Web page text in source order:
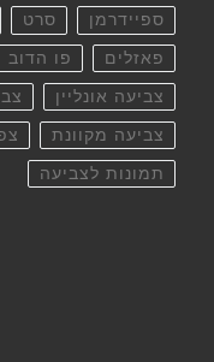
ספיידרמן סרט
פאזלים פו הדוב
צביעה אונליין
צביעה מקוונת
תמונות לצביעה